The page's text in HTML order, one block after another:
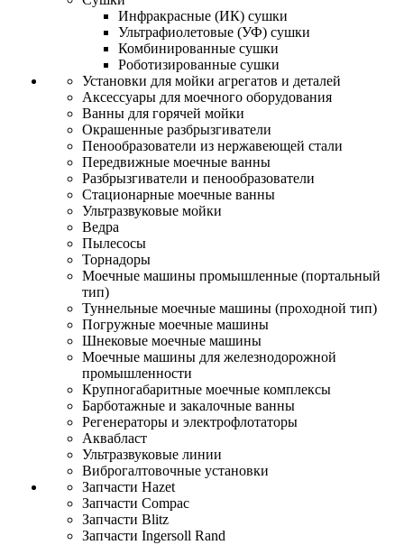
Инфракрасные (ИК) сушки
Ультрафиолетовые (УФ) сушки
Комбинированные сушки
Роботизированные сушки
Установки для мойки агрегатов и деталей
Аксессуары для моечного оборудования
Ванны для горячей мойки
Окрашенные разбрызгиватели
Пенообразователи из нержавеющей стали
Передвижные моечные ванны
Разбрызгиватели и пенообразователи
Стационарные моечные ванны
Ультразвуковые мойки
Ведра
Пылесосы
Торнадоры
Моечные машины промышленные (портальный
тип)
Туннельные моечные машины (проходной тип)
Погружные моечные машины
Шнековые моечные машины
Моечные машины для железнодорожной
промышленности
Крупногабаритные моечные комплексы
Барботажные и закалочные ванны
Регенераторы и электрофлотаторы
Аквабласт
Ультразвуковые линии
Виброгалтовочные установки
Запчасти Hazet
Запчасти Compac
Запчасти Blitz
Запчасти Ingersoll Rand